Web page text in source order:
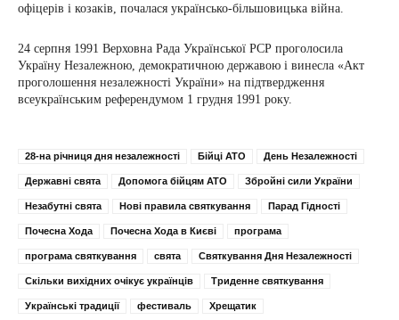
офіцерів і козаків, почалася українсько-більшовицька війна.
24 серпня 1991 Верховна Рада Української РСР проголосила
Україну Незалежною, демократичною державою і винесла «Акт
проголошення незалежності України» на підтвердження
всеукраїнським референдумом 1 грудня 1991 року.
28-на річниця дня незалежності Бійці АТО День Незалежності
Державні свята Допомога бійцям АТО Збройні сили України
Незабутні свята Нові правила святкування Парад Гідності
Почесна Хода Почесна Хода в Києві програма
програма святкування свята Святкування Дня Незалежності
Скільки вихідних очікує українців Триденне святкування
Українські традиції фестиваль Хрещатик